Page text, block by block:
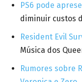
PS6 pode
diminuir custos
Resident Evil
Música dos
Rumores sobre